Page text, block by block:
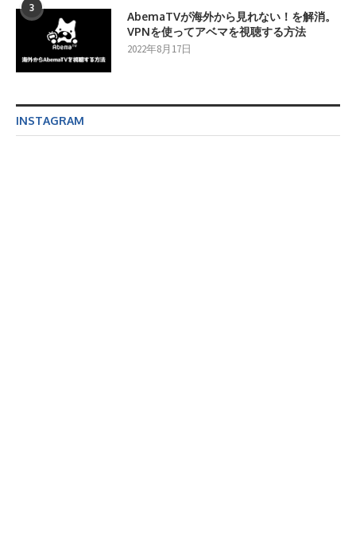
3
AbemaTVが海外から見れない！を解消。
VPNを使ってアベマを視聴する方法
2022年8月17日
INSTAGRAM